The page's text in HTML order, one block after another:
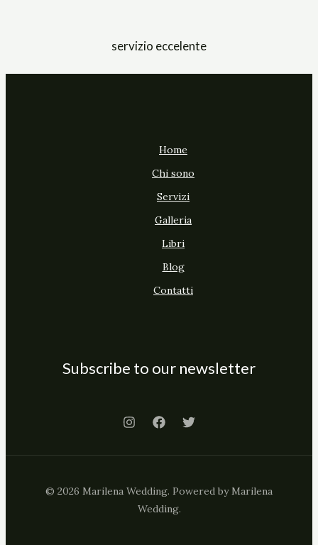
servizio eccelente
Home
Chi sono
Servizi
Galleria
Libri
Blog
Contatti
Subscribe to our newsletter
© 2026 Marilena Wedding. Powered by Marilena
Wedding.